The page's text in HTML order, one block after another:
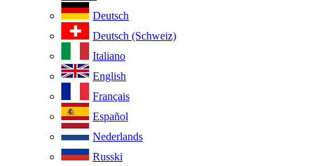
Deutsch
Deutsch (Schweiz)
Italiano
English
Français
Español
Nederlands
Russki